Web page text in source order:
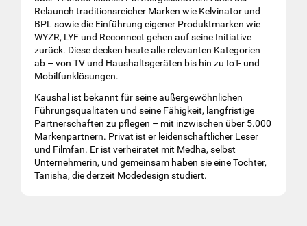
Relaunch traditionsreicher Marken wie Kelvinator und
BPL sowie die Einführung eigener Produktmarken wie
WYZR, LYF und Reconnect gehen auf seine Initiative
zurück. Diese decken heute alle relevanten Kategorien
ab – von TV und Haushaltsgeräten bis hin zu IoT- und
Mobilfunklösungen.
Kaushal ist bekannt für seine außergewöhnlichen
Führungsqualitäten und seine Fähigkeit, langfristige
Partnerschaften zu pflegen – mit inzwischen über 5.000
Markenpartnern. Privat ist er leidenschaftlicher Leser
und Filmfan. Er ist verheiratet mit Medha, selbst
Unternehmerin, und gemeinsam haben sie eine Tochter,
Tanisha, die derzeit Modedesign studiert.